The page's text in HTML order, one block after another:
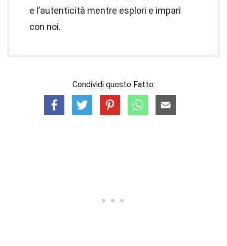
e l’autenticità mentre esplori e impari
con noi.
Condividi questo Fatto: